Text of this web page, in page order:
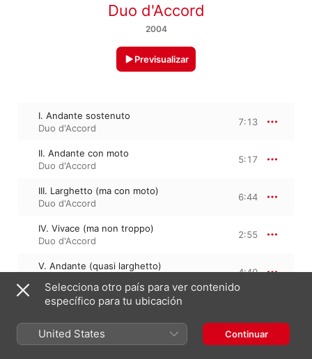
Duo d'Accord
2004
Previsualizar
I. Andante sostenuto
Duo d'Accord
7:13
II. Andante con moto
Duo d'Accord
5:17
III. Larghetto (ma con moto)
Duo d'Accord
6:44
IV. Vivace (ma non troppo)
Duo d'Accord
2:55
V. Andante (quasi larghetto)
4:40
V. Sostenuto (quasi andante
mesto)
Duo d'Accord
Selecciona otro país para ver contenido
específico para tu ubicación
United States Continuar